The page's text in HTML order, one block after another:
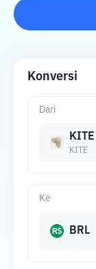
Konversi
Dari
KITE
KITE
Ke
BRL